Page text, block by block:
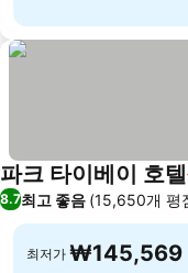
파크 타이베이 호텔
8.7최고 좋음 (15,650개 평
최저가 ₩145,569